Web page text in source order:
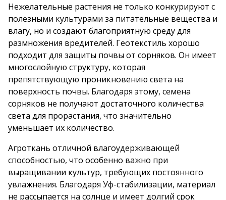
Нежелательные растения не только конкурируют с
полезными культурами за питательные вещества и
влагу, но и создают благоприятную среду для
размножения вредителей. Геотекстиль хорошо
подходит для защиты почвы от сорняков. Он имеет
многослойную структуру, которая
препятствующую проникновению света на
поверхность почвы. Благодаря этому, семена
сорняков не получают достаточного количества
света для прорастания, что значительно
уменьшает их количество.
Агроткань отличной влагоудерживающей
способностью, что особенно важно при
выращивании культур, требующих постоянного
увлажнения. Благодаря Уф-стабилизации, материал
не рассыпается на солнце и имеет долгий срок